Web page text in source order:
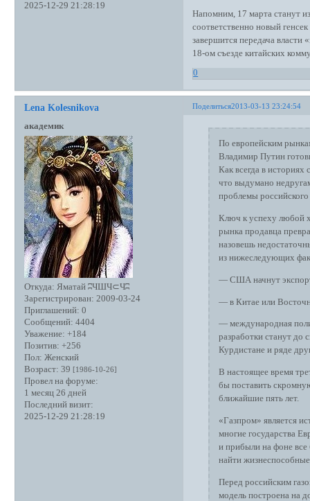
2025-12-29 21:28:19
Напомним, 17 марта станут
соответственно новый
завершится передача власти
18-ом съезде китайских
0
Поделиться2013-03-13 23:24:54
Lena Kolesnikova
академик
Откуда: Яматай ʭЧШЧ⊂Чʭ
Зарегистрирован: 2009-03-24
Приглашений: 0
Сообщений: 4404
Уважение: +184
Позитив: +256
Пол: Женский
Возраст: 39 [1986-10-26]
Провел на форуме:
1 месяц 26 дней
Последний визит:
2025-12-29 21:28:19
По европейским
Владимир Путин
Как всегда в
что выдумано
проблемы российского
Ключ к успеху любой
рынка продавца
назовешь
из нижеследующих
— США начнут
— в Китае или
— международная
разработки станут до
Курдистане и ряде
В настоящее время
бы поставить
ближайшие пять лет.
«Газпром» является
многие государства
и прибыли на фоне
найти
Перед российским
модель построена на